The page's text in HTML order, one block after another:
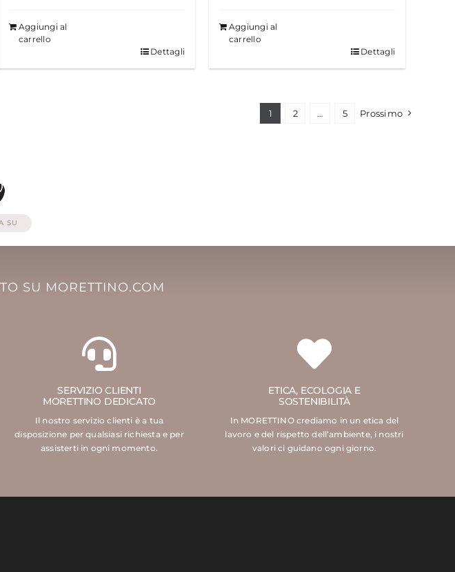
Aggiungi al
carrello
Dettagli
Aggiungi al
carrello
Dettagli
1 2 … 5 Prossimo
SU
SU MORETTINO.COM
SERVIZIO CLIENTI
MORETTINO DEDICATO
Il nostro servizio clienti è a tua
disposizione per qualsiasi richiesta e per
assisterti in ogni momento.
ETICA, ECOLOGIA E
SOSTENIBILITÀ
In MORETTINO crediamo in un etica del
lavoro e del rispetto dell’ambiente, i nostri
valori ci guidano ogni giorno.